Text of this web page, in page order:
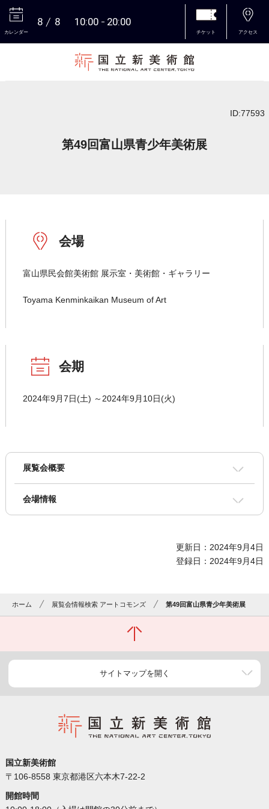
カレンダー
8 8 10:00 20:00
チケット アクセス
ID:77593
第49回富山県青少年美術展
会場
富山県民会館美術館 展示室・美術館・ギャラリー
Toyama Kenminkaikan Museum of Art
会期
2024年9月7日(土) ～2024年9月10日(火)
展覧会概要
会場情報
更新日：2024年9月4日
登録日：2024年9月4日
ホーム 展覧会情報検索 アートコモンズ 第49回富山県青少年美術展
サイトマップを開く
国立新美術館
〒106-8558 東京都港区六本木7-22-2
開館時間